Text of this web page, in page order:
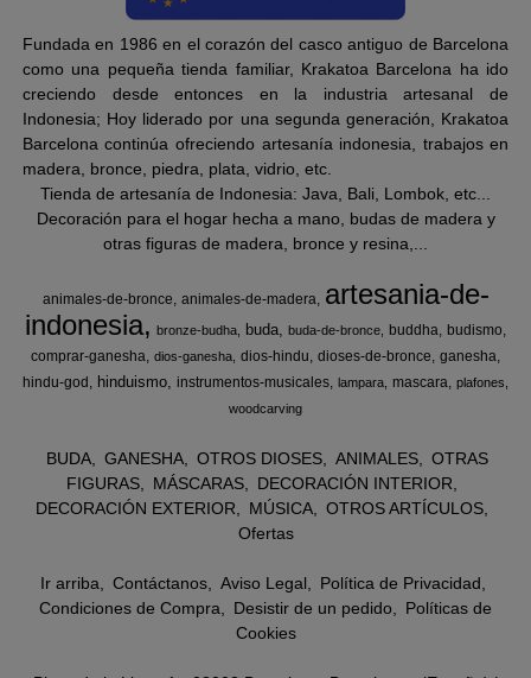
Fundada en 1986 en el corazón del casco antiguo de Barcelona
como una pequeña tienda familiar, Krakatoa Barcelona ha ido
creciendo desde entonces en la industria artesanal de
Indonesia; Hoy liderado por una segunda generación, Krakatoa
Barcelona continúa ofreciendo artesanía indonesia, trabajos en
madera, bronce, piedra, plata, vidrio, etc.
Tienda de artesanía de Indonesia: Java, Bali, Lombok, etc...
Decoración para el hogar hecha a mano, budas de madera y
otras figuras de madera, bronce y resina,...
animales-de-bronce animales-de-madera
artesania-de-
indonesia
bronze-budha buda buda-de-bronce buddha
budismo
comprar-ganesha dios-ganesha dios-hindu dioses-de-bronce ganesha
hindu-god
hinduismo instrumentos-musicales lampara mascara plafones
woodcarving
BUDA GANESHA OTROS DIOSES ANIMALES
OTRAS
FIGURAS
MÁSCARAS
DECORACIÓN INTERIOR
DECORACIÓN EXTERIOR
MÚSICA
OTROS ARTÍCULOS
Ofertas
Ir arriba Contáctanos Aviso Legal
Política de Privacidad
Condiciones de Compra
Desistir de un pedido
Políticas de
Cookies